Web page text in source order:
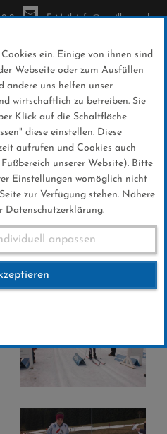
0 E-Mail: info@sc-willingen.de
ein. Einige von ihnen sind
Webseite oder zum Ausfüllen
andere uns helfen unser
wirtschaftlich zu betreiben. Sie
Klick auf die Schaltfläche
diese einstellen. Diese
aufrufen und Cookies auch
unserer Website). Bitte
Einstellungen womöglich nicht
zur Verfügung stehen. Nähere
Datenschutzerklärung.
anpassen